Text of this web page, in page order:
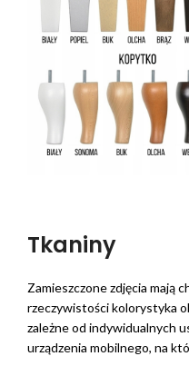
Tkaniny
Zamieszczone zdjęcia mają
rzeczywistości kolorystyka
zależne od indywidualnych
urządzenia mobilnego, na